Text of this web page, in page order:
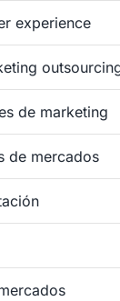
experience
de marketing
de mercados